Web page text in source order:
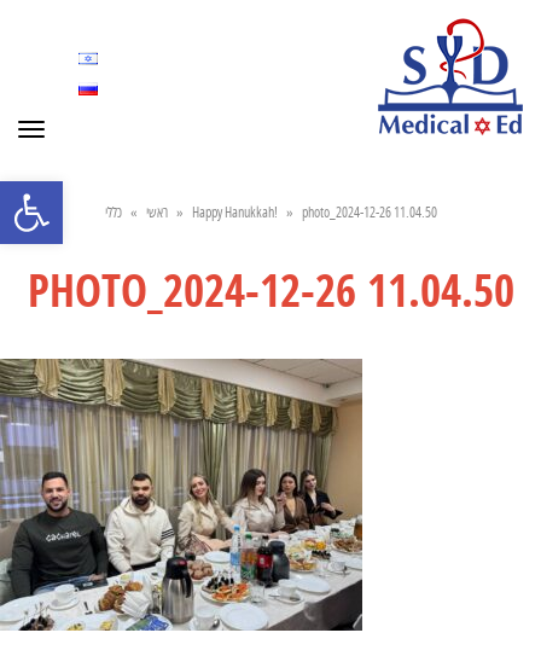
Open toolbar
Toggle
ראשי » כללי » Happy Hanukkah! » photo_2024-12-26 11.04.50
PHOTO_2024-12-26 11.04.50